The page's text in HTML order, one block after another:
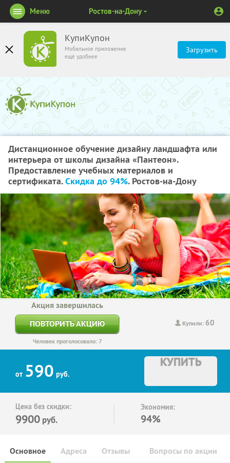
КупиКупон
Мобильное приложение
ещё удобнее
Загрузить
Меню Ростов-на-Дону
Дистанционное обучение дизайну ландшафта или
интерьера от школы дизайна «Пантеон».
Предоставление учебных материалов и
сертификата.Скидка до 94%. Ростов-на-Дону
Купили: 60
Акция завершилась
ПОВТОРИТЬ АКЦИЮ
Человек проголосовало: 7
от 590 руб.
КУПИТЬ
Цена без скидки:
9900 руб.
Экономия:
94%
Основное Отзывы Вопросы по акции
Адреса